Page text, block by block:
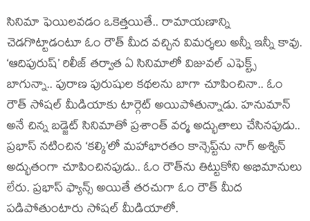
సినిమా ఫెయిలవడం ఒకెత్తయితే.. రామాయణాన్ని
చెడగొట్టాడంటూ ఓం రౌత్ మీద వచ్చిన విమర్శలు అన్నీ ఇన్నీ కావు.
‘ఆదిపురుష్’ రిలీజ్ తర్వాత ఏ సినిమాలో విజువల్ ఎఫెక్ట్స్
బాగున్నా.. పురాణ పురుషుల కథలను బాగా చూపించినా.. ఓం
రౌత్ సోషల్ మీడియాకు టార్గెట్ అయిపోతున్నాడు. హనుమాన్
అనే చిన్న బడ్జెట్ సినిమాతో ప్రశాంత్ వర్మ అద్భుతాలు చేసినపుడు..
ప్రభాస్ నటించిన ‘కల్కి’లో మహాభారతం కాన్సెప్ట్‌ను నాగ్ అశ్విన్
అద్భుతంగా చూపించినపుడు.. ఓం రౌత్‌ను తిట్టుకోని అభిమానులు
లేరు. ప్రభాస్ ఫ్యాన్స్ అయితే తరచుగా ఓం రౌత్‌ మీద
పడిపోతుంటారు సోషల్ మీడియాలో.